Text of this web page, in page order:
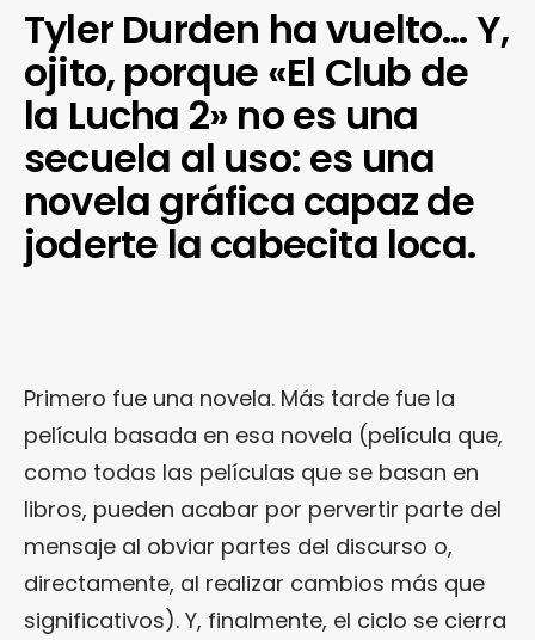
Tyler Durden ha vuelto… Y,
ojito, porque «El Club de
la Lucha 2» no es una
secuela al uso: es una
novela gráfica capaz de
joderte la cabecita loca.
Primero fue una novela. Más tarde fue la
película basada en esa novela (película que,
como todas las películas que se basan en
libros, pueden acabar por pervertir parte del
mensaje al obviar partes del discurso o,
directamente, al realizar cambios más que
significativos). Y, finalmente, el ciclo se cierra